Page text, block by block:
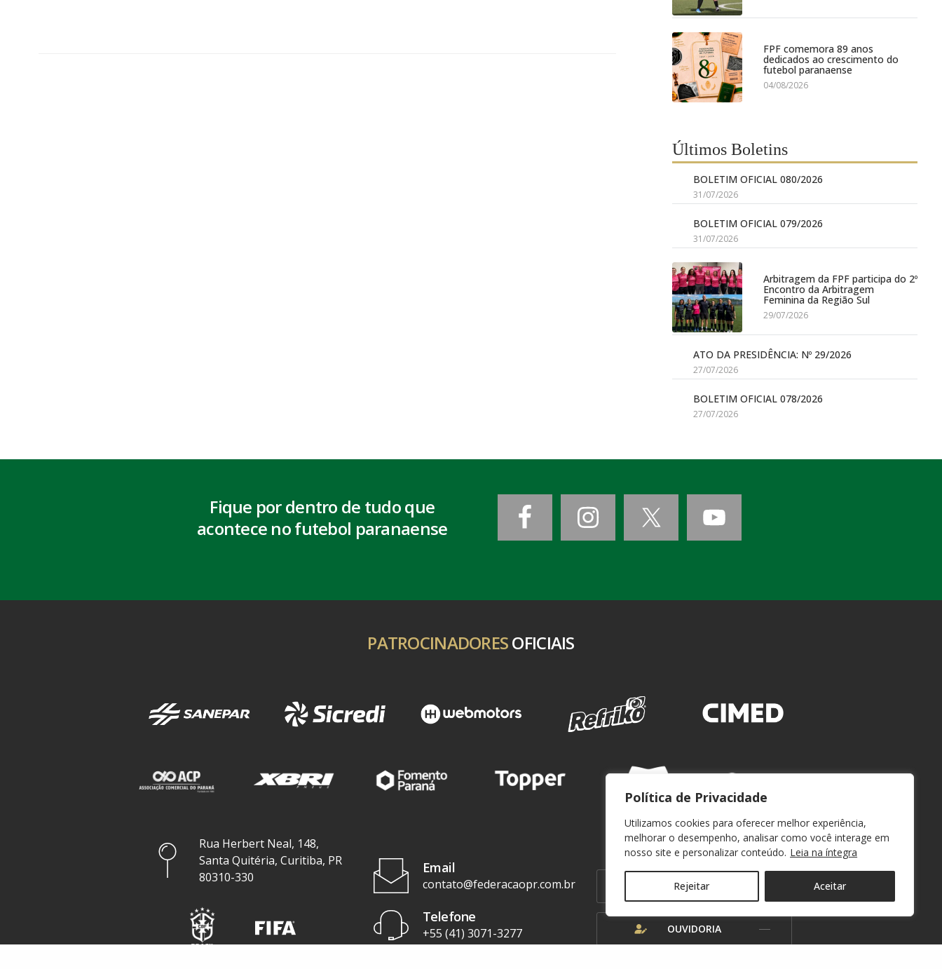
Política de Privacidade
Utilizamos cookies para oferecer melhor experiência,
melhorar o desempenho, analisar como você interage em
nosso site e personalizar conteúdo. Leia na íntegra
Rejeitar Aceitar
FPF comemora 89 anos
dedicados ao crescimento do
futebol paranaense
04/08/2026
Últimos Boletins
BOLETIM OFICIAL 080/2026
31/07/2026
BOLETIM OFICIAL 079/2026
31/07/2026
Arbitragem da FPF participa do 2º
Encontro da Arbitragem
Feminina da Região Sul
29/07/2026
ATO DA PRESIDÊNCIA: Nº 29/2026
27/07/2026
BOLETIM OFICIAL 078/2026
27/07/2026
Fique por dentro de tudo que
acontece no futebol paranaense
PATROCINADORESOFICIAIS
Rua Herbert Neal, 148,
Santa Quitéria, Curitiba, PR
80310-330
Email
contato@federacaopr.com.br
Telefone
+55 (41) 3071-3277
WEBMAIL
OUVIDORIA